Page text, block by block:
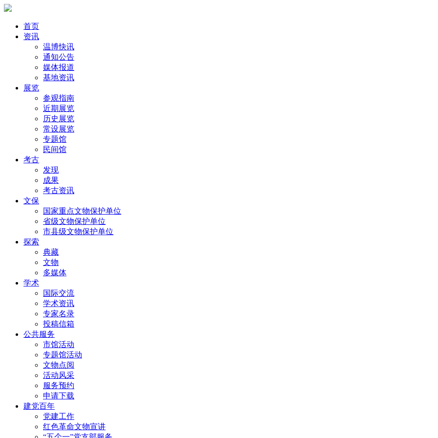
首页
资讯
温博快讯
通知公告
媒体报道
基地资讯
展览
参观指南
近期展览
历史展览
常设展览
专题馆
民间馆
考古
发现
成果
考古资讯
文保
国家重点文物保护单位
省级文物保护单位
市县级文物保护单位
探索
典藏
文物
多媒体
学术
国际交流
学术资讯
专家名录
投稿信箱
公共服务
市馆活动
专题馆活动
文物点阅
活动风采
服务预约
申请下载
建党百年
党建工作
红色革命文物宣讲